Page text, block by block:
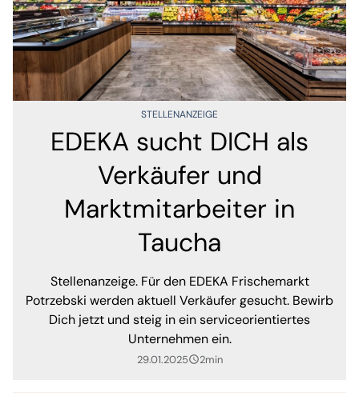
STELLENANZEIGE
EDEKA sucht DICH als
Verkäufer und
Marktmitarbeiter in
Taucha
Stellenanzeige. Für den EDEKA Frischemarkt
Potrzebski werden aktuell Verkäufer gesucht. Bewirb
Dich jetzt und steig in ein serviceorientiertes
Unternehmen ein.
29.01.2025query_builder2min